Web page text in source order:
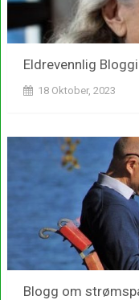
Eldrevennlig
18 Oktober, 2023
Blogg om